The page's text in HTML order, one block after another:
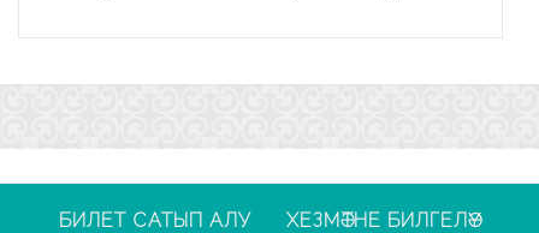
БИЛЕТ САТЫП АЛУ
ХЕЗМӘТНЕ БИЛГЕЛӘҮ